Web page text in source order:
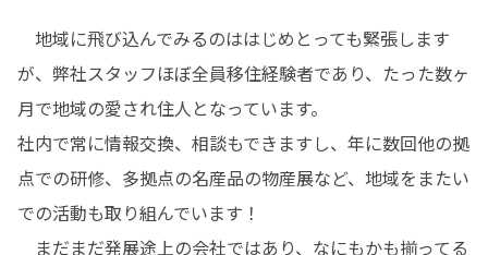
地域に飛び込んでみるのははじめとっても緊張します
が、弊社スタッフほぼ全員移住経験者であり、たった数ヶ
月で地域の愛され住人となっています。
社内で常に情報交換、相談もできますし、年に数回他の拠
点での研修、多拠点の名産品の物産展など、地域をまたい
での活動も取り組んでいます！
まだまだ発展途上の会社ではあり、なにもかも揃ってる